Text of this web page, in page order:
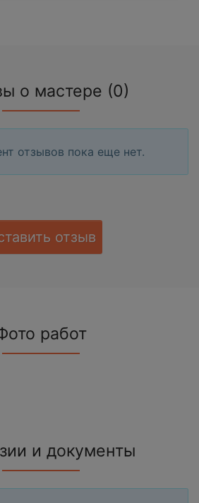
о мастере (0)
отзывов пока еще нет.
отзыв
работ
и документы